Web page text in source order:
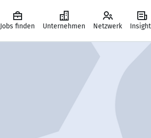
Jobs finden Unternehmen Netzwerk